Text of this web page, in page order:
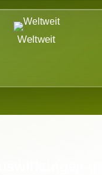
Weltweit